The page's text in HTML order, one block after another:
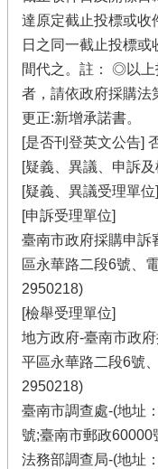
達原定截止投標或收
日之同一截止投標
間代之。註： ◎以
者，請依政府採購法
更正:新增承諾書。
[是否刊登英文公告]
[疑義、異議、申訴
[疑義、異議受理單
[申訴受理單位]
臺南市政府採購申訴
區永華路二段6號、
2950218)
[檢舉受理單位]
地方政府-臺南市政
平區永華路二段6號
2950218)
臺南市調查處-(地址
號;臺南市郵政
法務部調查局-(地址